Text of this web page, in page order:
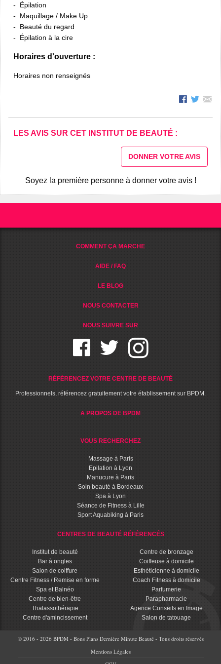
Épilation
Maquillage / Make Up
Beauté du regard
Épilation à la cire
Horaires d'ouverture :
Horaires non renseignés
LES AVIS SUR CET INSTITUT DE BEAUTÉ :
DONNER VOTRE AVIS
Soyez la première personne à donner votre avis !
COMMENT ÇA MARCHE
AIDE / FAQ
LE BLOG
NOUS CONTACTER
NOUS SUIVRE SUR
RÉFÉRENCEZ VOTRE CENTRE DE BEAUTÉ
Professionnels, référencez gratuitement votre établissement sur BPDM.
A PROPOS DE BPDM
VOUS RECHERCHEZ
Massage à Paris
Epilation à Lyon
Manucure à Paris
Soin beauté à Bordeaux
Spa à Lyon
Séance de Fitness à Lille
Sport Aquabiking à Paris
CENTRES DE BEAUTÉ RÉFÉRENCÉS
Institut de beauté
Bar à ongles
Salon de coiffure
Centre Fitness / Remise en forme
Spa et Balnéo
Centre de bien-être
Thalassothérapie
Centre d'amincissement
Centre de bronzage
Coiffeuse à domicile
Esthéticienne à domicile
Coach Fitness à domicile
Parfumerie
Parapharmacie
Agence Conseils en Image
Salon de tatouage
© 2016 - 2026 BPDM - Bons Plans Dernière Minute Beauté - Tous droits réservés
Mentions Légales